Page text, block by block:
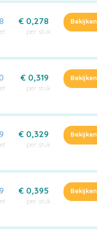
€ 0,278
per stuk
Bekijken
€ 0,319
per stuk
Bekijken
€ 0,329
per stuk
Bekijken
€ 0,395
per stuk
Bekijken